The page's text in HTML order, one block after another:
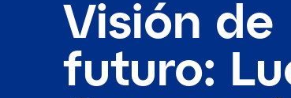
Visión de
futuro: